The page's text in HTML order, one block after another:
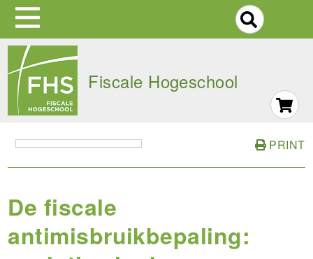
Skip
main
navigation
Fiscale Hogeschool
PRINT
De fiscale
antimisbruikbepaling: